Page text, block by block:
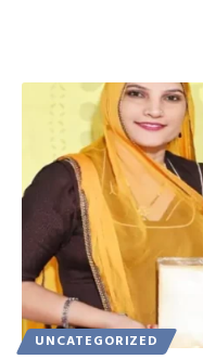
UNCATEGORIZED